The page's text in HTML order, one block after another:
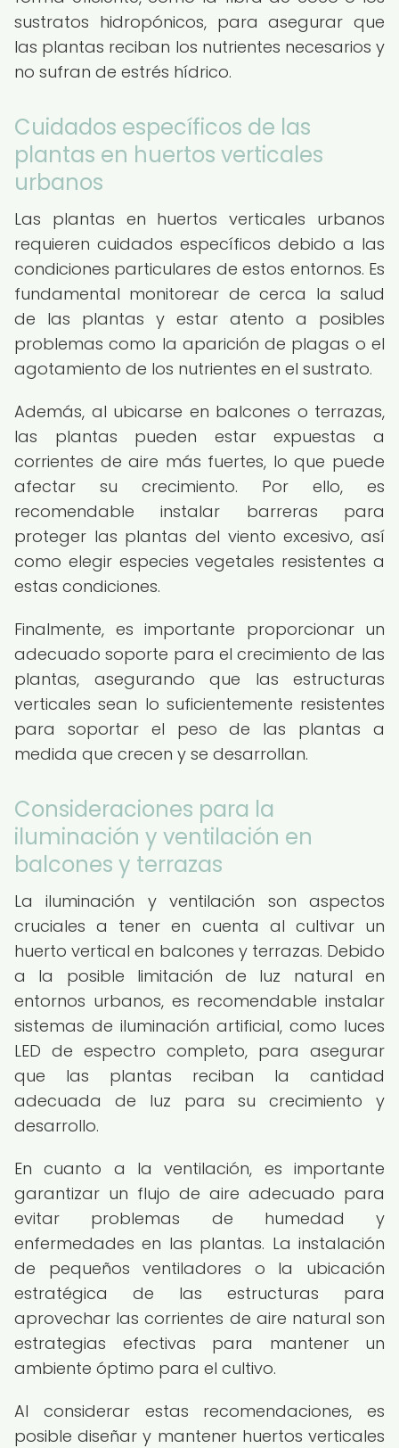
sustratos hidropónicos, para asegurar que
las plantas reciban los nutrientes necesarios y
no sufran de estrés hídrico.
Cuidados específicos de las
plantas en huertos verticales
urbanos
Las plantas en huertos verticales urbanos
requieren cuidados específicos debido a las
condiciones particulares de estos entornos. Es
fundamental monitorear de cerca la salud
de las plantas y estar atento a posibles
problemas como la aparición de plagas o el
agotamiento de los nutrientes en el sustrato.
Además, al ubicarse en balcones o terrazas,
las plantas pueden estar expuestas a
corrientes de aire más fuertes, lo que puede
afectar su crecimiento. Por ello, es
recomendable instalar barreras para
proteger las plantas del viento excesivo, así
como elegir especies vegetales resistentes a
estas condiciones.
Finalmente, es importante proporcionar un
adecuado soporte para el crecimiento de las
plantas, asegurando que las estructuras
verticales sean lo suficientemente resistentes
para soportar el peso de las plantas a
medida que crecen y se desarrollan.
Consideraciones para la
iluminación y ventilación en
balcones y terrazas
La iluminación y ventilación son aspectos
cruciales a tener en cuenta al cultivar un
huerto vertical en balcones y terrazas. Debido
a la posible limitación de luz natural en
entornos urbanos, es recomendable instalar
sistemas de iluminación artificial, como luces
LED de espectro completo, para asegurar
que las plantas reciban la cantidad
adecuada de luz para su crecimiento y
desarrollo.
En cuanto a la ventilación, es importante
garantizar un flujo de aire adecuado para
evitar problemas de humedad y
enfermedades en las plantas. La instalación
de pequeños ventiladores o la ubicación
estratégica de las estructuras para
aprovechar las corrientes de aire natural son
estrategias efectivas para mantener un
ambiente óptimo para el cultivo.
Al considerar estas recomendaciones, es
posible diseñar y mantener huertos verticales